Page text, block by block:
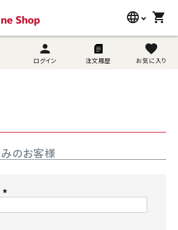
language
wovn-lang-name
shopping_cart
person
ログイン 注文履歴
favorite
お気に入り
search
探すのお客様